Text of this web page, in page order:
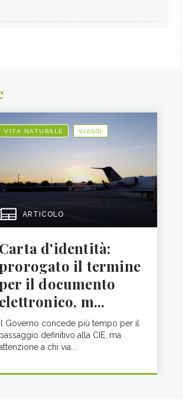
VITA NATURALE VIAGGI
ARTICOLO
Carta d'identità:
il termine
il documento
elettronico, m...
Il Governo concede più tempo per il
passaggio definitivo alla CIE, ma
a chi via...